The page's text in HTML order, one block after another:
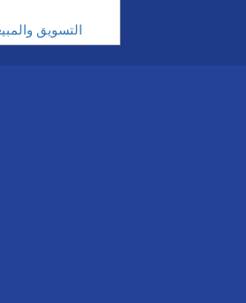
التسويق